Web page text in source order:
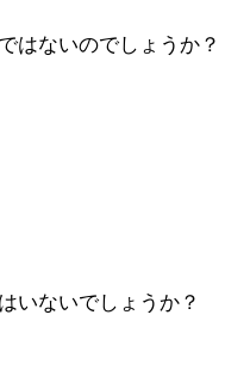
はないのでしょうか？
いないでしょうか？